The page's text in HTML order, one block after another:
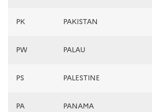
PK PAKISTAN
PW PALAU
PS PALESTINE
PA PANAMA